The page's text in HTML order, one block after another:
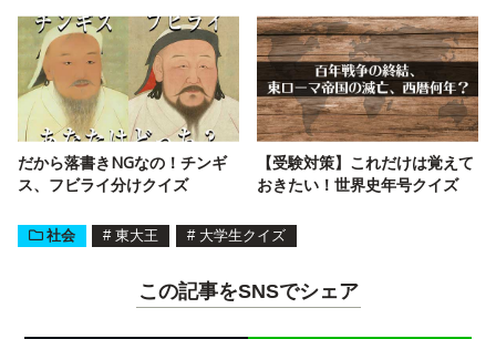
だから落書きNGなの！チンギ
ス、フビライ分けクイズ
【受験対策】これだけは覚えて
おきたい！世界史年号クイズ
社会 # 東大王 # 大学生クイズ
この記事をSNSでシェア